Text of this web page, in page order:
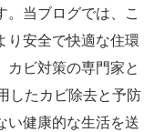
。当ブログでは、こ
り安全で快適な住環
カビ対策の専門家と
したカビ除去と予防
い健康的な生活を送